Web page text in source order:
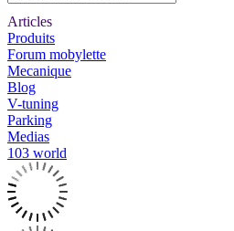
Articles
Produits
Forum mobylette
Mecanique
Blog
V-tuning
Parking
Medias
103 world